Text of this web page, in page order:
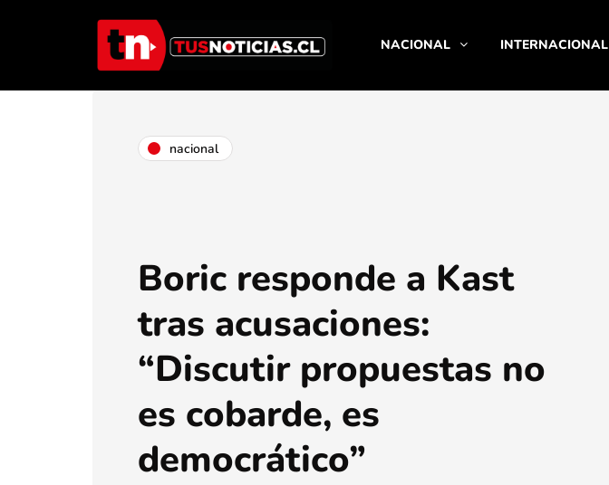
NACIONAL INTERNACIONAL
nacional
Boric responde a Kast
tras acusaciones:
“Discutir propuestas no
es cobarde, es
democrático”